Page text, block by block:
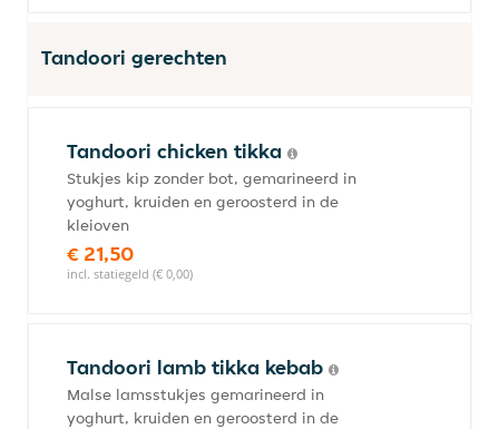
Tandoori gerechten
Tandoori chicken tikka
Stukjes kip zonder bot, gemarineerd in
yoghurt, kruiden en geroosterd in de
kleioven
€ 21,50
incl. statiegeld (€ 0,00)
Tandoori lamb tikka kebab
Malse lamsstukjes gemarineerd in
yoghurt, kruiden en geroosterd in de